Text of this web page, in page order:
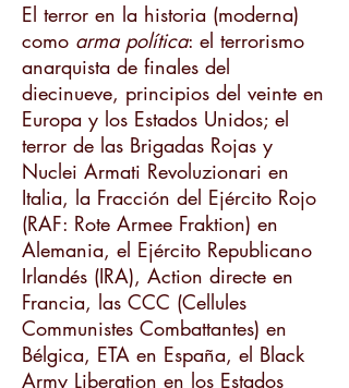
El terror en la historia (moderna)
como arma política: el terrorismo
anarquista de finales del
diecinueve, principios del veinte en
Europa y los Estados Unidos; el
terror de las Brigadas Rojas y
Nuclei Armati Revoluzionari en
Italia, la Fracción del Ejército Rojo
(RAF: Rote Armee Fraktion) en
Alemania, el Ejército Republicano
Irlandés (IRA), Action directe en
Francia, las CCC (Cellules
Communistes Combattantes) en
Bélgica, ETA en España, el Black
Army Liberation en los Estados